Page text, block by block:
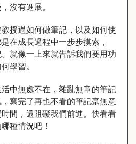
沒有進展。
授過如何做筆記，以及如何使
在成長過程中一步步摸索，
。就像一上來就告訴我們要用功
學習。
中無處不在，雜亂無章的筆記
寫完了再也不看的筆記毫無意
間，還阻礙我們前進。快看看
種情況吧！